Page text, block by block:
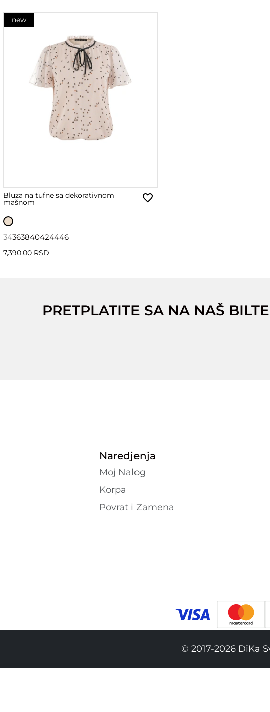
new
Bluza na tufne sa dekorativnom
mašnom
34363840424446
7,390.00 RSD
PRETPLATITE SA NA NAŠ
Naredjenja
Moj Nalog
Korpa
Povrat i Zamena
© 2017-2026 DiKa